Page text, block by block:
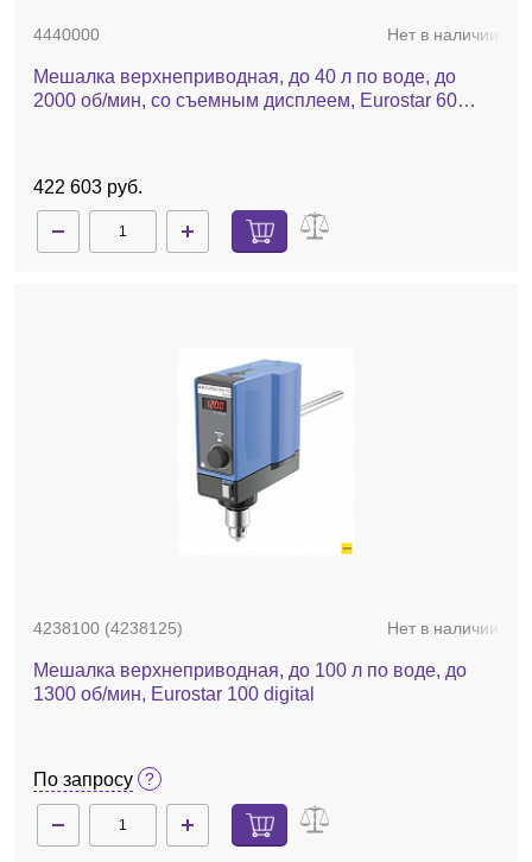
4440000 Нет в наличии
Мешалка верхнеприводная, до 40 л по воде, до
2000 об/мин, со съемным дисплеем, Eurostar 60
422 603 руб.
4238100 (4238125) Нет в наличии
Мешалка верхнеприводная, до 100 л по воде, до
1300 об/мин, Eurostar 100 digital
По запросу